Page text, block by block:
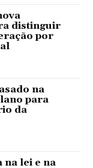
distinguir
por
na
para
da
na lei e na